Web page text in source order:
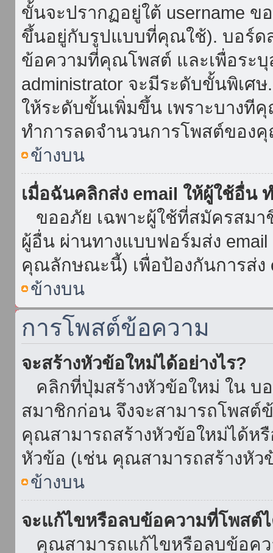
ขั้นจะปรากฏอยู่ใต้ username
ขึ้นอยู่กับรูปแบบที่คุณใช้). บอร์ด
ข้อความที่คุณโพสต์ และเพื่อระบุ
administrator จะมีระดับขั้นพิเศ
ให้ระดับขั้นเพิ่มขึ้น เพราะบางที
ทำการลดจำนวนการโพสต์ของ
ข้างบน
เมื่อฉันคลิกส่ง email ให้ผู้ใช้อื่น
ขออภัย เฉพาะผู้ใช้ที่สมัครสมา
ผู้อื่น ผ่านทางแบบฟอร์มส่ง
คุณลักษณะนี้) เพื่อป้องกันการส่ง
ข้างบน
การโพสต์ข้อความ
จะสร้างหัวข้อใหม่ได้อย่างไร?
คลิกที่ปุ่มสร้างหัวข้อใหม่ ใน บ
สมาชิกก่อน จึงจะสามารถโพส
คุณสามารถสร้างหัวข้อใหม่ได้ห
หัวข้อ (เช่น คุณสามารถสร้างหั
ข้างบน
จะแก้ไขหรือลบข้อความที่โพสต์ไ
คุณสามารถแก้ไขหรือลบข้อคว